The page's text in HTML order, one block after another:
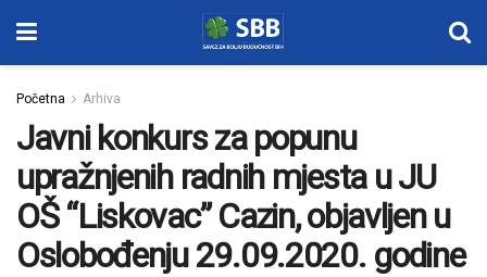
Početna Arhiva
Javni konkurs za popunu
upražnjenih radnih mjesta u JU
OŠ “Liskovac” Cazin, objavljen u
Oslobođenju 29.09.2020. godine